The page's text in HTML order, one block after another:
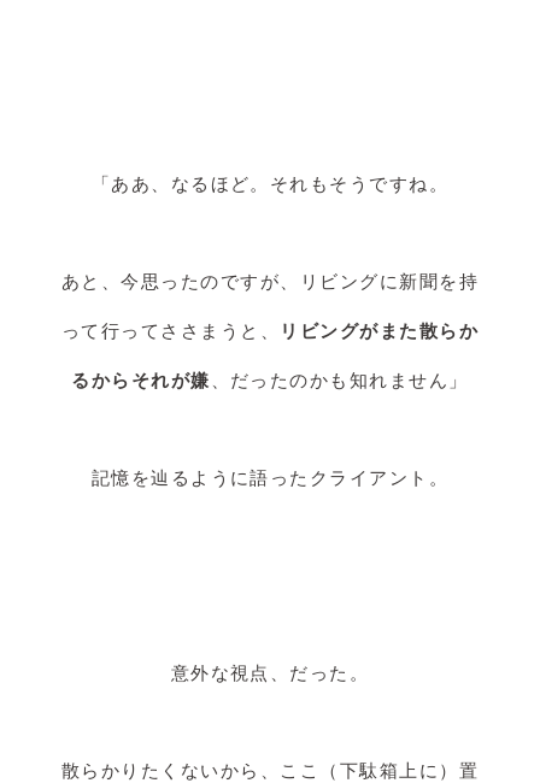
「ああ、なるほど。それもそうですね。
あと、今思ったのですが、リビングに新聞を持
って行ってささまうと、 リビングがまた散らか
るからそれが嫌 、だったのかも知れません」
記憶を辿るように語ったクライアント。
意外な視点、だった。
散らかりたくないから、ここ（下駄箱上に）置